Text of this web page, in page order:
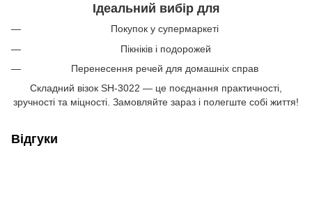
Ідеальний вибір для
Покупок у супермаркеті
️ Пікніків і подорожей
Перенесення речей для домашніх справ
Складний візок SH-3022 — це поєднання практичності,
зручності та міцності. Замовляйте зараз і полегште собі життя!
Відгуки